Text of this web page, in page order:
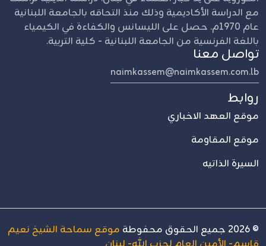
مع الدراسة الأكاديمية وذلك منذ التحاقه بالجامعة اللبنانية
عام 1970م. حصل على الليسانس والكفاءة في الكيمياء
باللغة الفرنسية من الجامعة اللبنانية - كلية التربية.
تواصل معنا
naimkassem@naimkassem.com.lb
روابط
موقع العهد الاخباري
موقع المقاومة
السيرة الذاتيه
©
2026 جميع الحقوق محفوطة موقع سماحة الشيخ نعيم